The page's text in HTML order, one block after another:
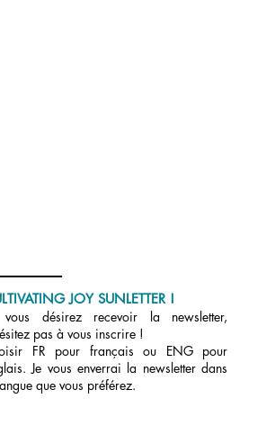
JOY SUNLETTER !
désirez recevoir la newsletter,
pas à vous inscrire !
FR pour français ou ENG pour
Je vous enverrai la newsletter dans
que vous préférez.